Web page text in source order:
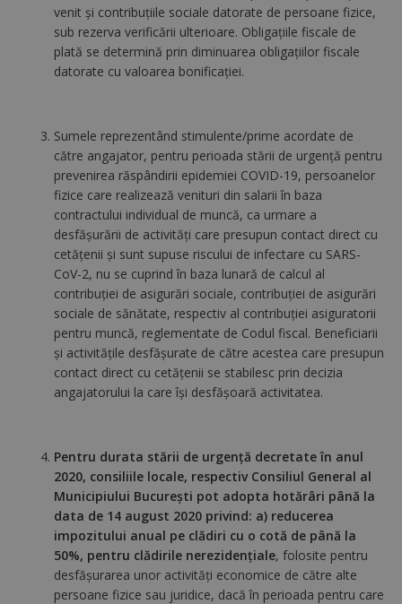
venit şi contribuţiile sociale datorate de persoane fizice,
sub rezerva verificării ulterioare. Obligaţiile fiscale de
plată se determină prin diminuarea obligaţiilor fiscale
datorate cu valoarea bonificaţiei.
Sumele reprezentând stimulente/prime acordate de
către angajator, pentru perioada stării de urgenţă pentru
prevenirea răspândirii epidemiei COVID-19, persoanelor
fizice care realizează venituri din salarii în baza
contractului individual de muncă, ca urmare a
desfăşurării de activităţi care presupun contact direct cu
cetăţenii şi sunt supuse riscului de infectare cu SARS-
CoV-2, nu se cuprind în baza lunară de calcul al
contribuţiei de asigurări sociale, contribuţiei de asigurări
sociale de sănătate, respectiv al contribuţiei asiguratorii
pentru muncă, reglementate de Codul fiscal. Beneficiarii
şi activităţile desfăşurate de către acestea care presupun
contact direct cu cetăţenii se stabilesc prin decizia
angajatorului la care îşi desfăşoară activitatea.
Pentru durata stării de urgenţă decretate în anul
2020, consiliile locale, respectiv Consiliul General al
Municipiului Bucureşti pot adopta hotărâri până la
data de 14 august 2020 privind: a) reducerea
impozitului anual pe clădiri cu o cotă de până la
50%, pentru clădirile nerezidenţiale, folosite pentru
desfăşurarea unor activităţi economice de către alte
persoane fizice sau juridice, dacă în perioada pentru care